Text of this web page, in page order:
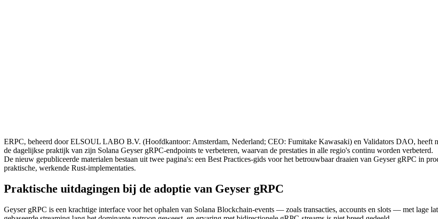
ERPC, beheerd door ELSOUL LABO B.V. (Hoofdkantoor: Amsterdam, Nederland; CEO: Fumitake Kawasaki) en Validators DAO, heeft
de dagelijkse praktijk van zijn Solana Geyser gRPC-endpoints te verbeteren, waarvan de prestaties in alle regio's continu worden verbeterd.
De nieuw gepubliceerde materialen bestaan uit twee pagina's: een Best Practices-gids voor het betrouwbaar draaien van Geyser gRPC in
praktische, werkende Rust-implementaties.
Praktische uitdagingen bij de adoptie van Geyser gRPC
Geyser gRPC is een krachtige interface voor het ophalen van Solana Blockchain-events — zoals transacties, accounts en slots — met lage